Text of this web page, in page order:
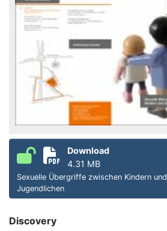
Download
4.31 MB
Sexuelle Übergriffe zwischen Kindern und
Jugendlichen
Discovery